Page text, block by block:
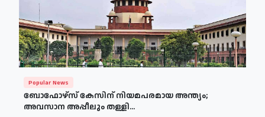
Popular News
ബോഫോഴ്സ് കേസിന് നിയമപരമായ അന്ത്യം;
അവസാന അപ്പീലും തള്ളി...